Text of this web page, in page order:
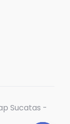
Sucatas -